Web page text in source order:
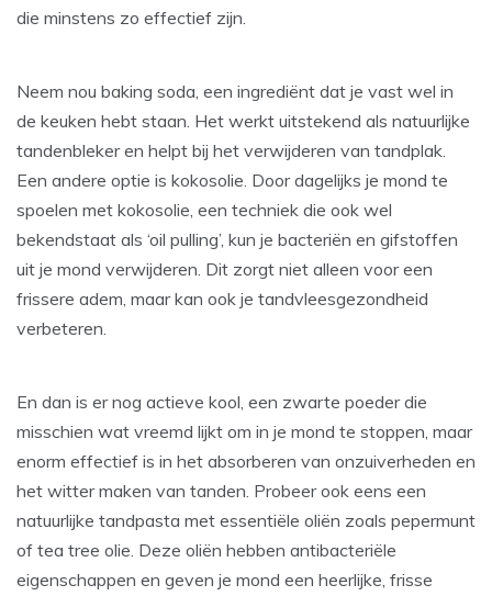
die minstens zo effectief zijn.
Neem nou baking soda, een ingrediënt dat je vast wel in
de keuken hebt staan. Het werkt uitstekend als natuurlijke
tandenbleker en helpt bij het verwijderen van tandplak.
Een andere optie is kokosolie. Door dagelijks je mond te
spoelen met kokosolie, een techniek die ook wel
bekendstaat als ‘oil pulling’, kun je bacteriën en gifstoffen
uit je mond verwijderen. Dit zorgt niet alleen voor een
frissere adem, maar kan ook je tandvleesgezondheid
verbeteren.
En dan is er nog actieve kool, een zwarte poeder die
misschien wat vreemd lijkt om in je mond te stoppen, maar
enorm effectief is in het absorberen van onzuiverheden en
het witter maken van tanden. Probeer ook eens een
natuurlijke tandpasta met essentiële oliën zoals pepermunt
of tea tree olie. Deze oliën hebben antibacteriële
eigenschappen en geven je mond een heerlijke, frisse